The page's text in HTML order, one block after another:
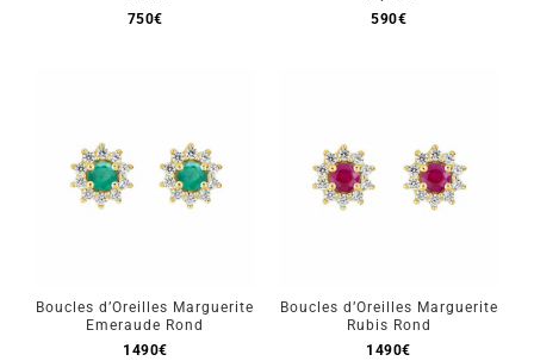
750€
590€
Boucles d’Oreilles Marguerite
Emeraude Rond
1490€
Boucles d’Oreilles Marguerite
Rubis Rond
1490€